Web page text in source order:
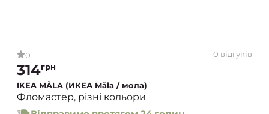
0 0 відгуків
314грн
IKEA MÅLA (ИКЕА Måla / мола)
Фломастер, різні кольори